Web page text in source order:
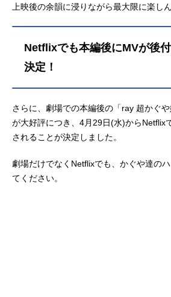
上映後の余韻に浸りながら最大限に楽し
Netflixでも本編後にMVが後
決定！
さらに、劇場での本編後の「ray 超かぐ
が大好評につき、4月29日(水)からNetflix
されることが決定しました。
劇場だけでなくNetflixでも、かぐや達の
てください。